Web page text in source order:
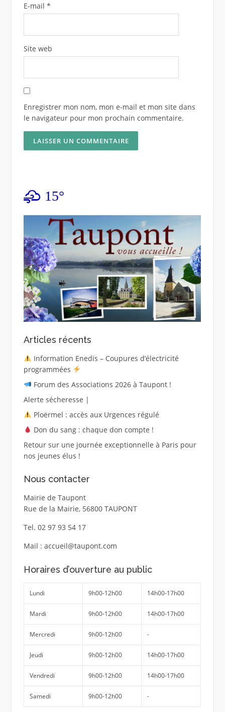
E-mail *
Site web
Enregistrer mon nom, mon e-mail et mon site dans
le navigateur pour mon prochain commentaire.
15°
Articles récents
Information Enedis – Coupures d’électricité
programmées
Forum des Associations 2026 à Taupont !
Alerte sécheresse |
Ploërmel : accès aux Urgences régulé
Don du sang : chaque don compte !
Retour sur une journée exceptionnelle à Paris pour
nos jeunes élus !
Nous contacter
Mairie de Taupont
Rue de la Mairie, 56800 TAUPONT
Tel. 02 97 93 54 17
Mail : accueil@taupont.com
Horaires d’ouverture au public
Lundi 9h00-12h00 14h00-17h00
Mardi 9h00-12h00 14h00-17h00
Mercredi 9h00-12h00 -
Jeudi 9h00-12h00 14h00-17h00
Vendredi 9h00-12h00 14h00-17h00
Samedi 9h00-12h00 -